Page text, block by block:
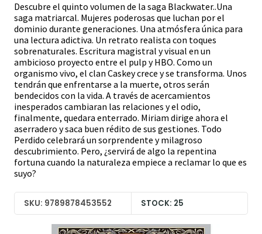
Descubre el quinto volumen de la saga Blackwater..Una
saga matriarcal. Mujeres poderosas que luchan por el
dominio durante generaciones. Una atmósfera única para
una lectura adictiva. Un retrato realista con toques
sobrenaturales. Escritura magistral y visual en un
ambicioso proyecto entre el pulp y HBO. Como un
organismo vivo, el clan Caskey crece y se transforma. Unos
tendrán que enfrentarse a la muerte, otros serán
bendecidos con la vida. A través de acercamientos
inesperados cambiaran las relaciones y el odio,
finalmente, quedara enterrado. Miriam dirige ahora el
aserradero y saca buen rédito de sus gestiones. Todo
Perdido celebrará un sorprendente y milagroso
descubrimiento. Pero, ¿servirá de algo la repentina
fortuna cuando la naturaleza empiece a reclamar lo que es
suyo?
SKU: 9789878453552 STOCK: 25